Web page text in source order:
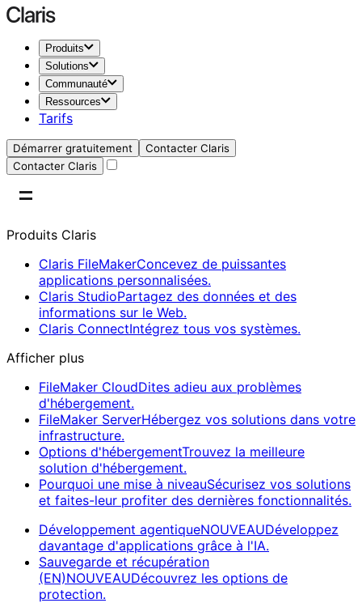
Produits
Solutions
Communauté
Ressources
Tarifs
Démarrer gratuitement
Contacter Claris
Contacter Claris
Produits Claris
Claris FileMakerConcevez de puissantes
applications personnalisées.
Claris StudioPartagez des données et des
informations sur le Web.
Claris ConnectIntégrez tous vos systèmes.
Afficher plus
FileMaker CloudDites adieu aux problèmes
d'hébergement.
FileMaker ServerHébergez vos solutions dans votre
infrastructure.
Options d'hébergementTrouvez la meilleure
solution d'hébergement.
Pourquoi une mise à niveauSécurisez vos solutions
et faites-leur profiter des dernières fonctionnalités.
Développement agentiqueNOUVEAUDéveloppez
davantage d'applications grâce à l'IA.
Sauvegarde et récupération
(EN)NOUVEAUDécouvrez les options de
protection.